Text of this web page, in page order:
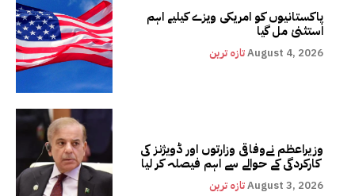
پاکستانیوں کو امریکی ویزے کیلیے اہم
استثنیٰ مل گیا
تازہ ترینAugust 4, 2026
وزیراعظم نےوفاقی وزارتوں اور ڈویژنز کی
کارکردگی کے حوالے سے اہم فیصلہ کر لیا
تازہ ترینAugust 3, 2026